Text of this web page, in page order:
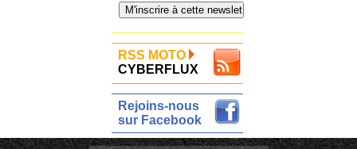
RSS MOTO
CYBERFLUX
Rejoins-nous
sur Facebook